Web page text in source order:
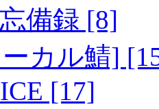
備録 [8]
カル鯖]
[17]